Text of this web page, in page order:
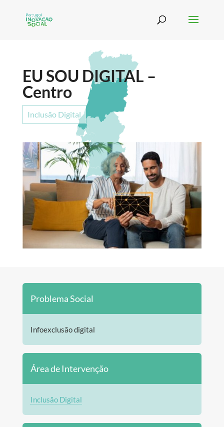
EU SOU DIGITAL –
Centro
Inclusão Digital
Problema Social
Infoexclusão digital
Área de Intervenção
Inclusão Digital